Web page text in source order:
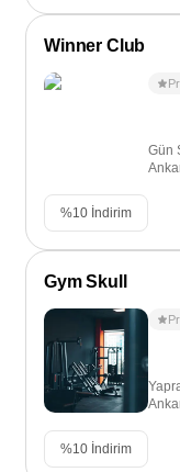
Winner Club
Gün
%10 İndirim
Gym Skull
%10 İndirim